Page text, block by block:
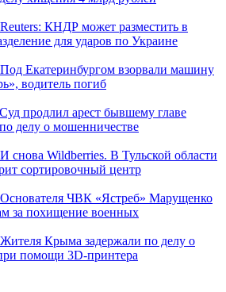
Reuters: КНДР может разместить в
для ударов по Украине
Под Екатеринбургом взорвали машину
водитель погиб
Суд продлил арест бывшему главе
делу о мошенничестве
И снова Wildberries. В Тульской области
сортировочный центр
Основателя ЧВК «Ястреб» Марущенко
за похищение военных
Жителя Крыма задержали по делу о
помощи 3D‑принтера